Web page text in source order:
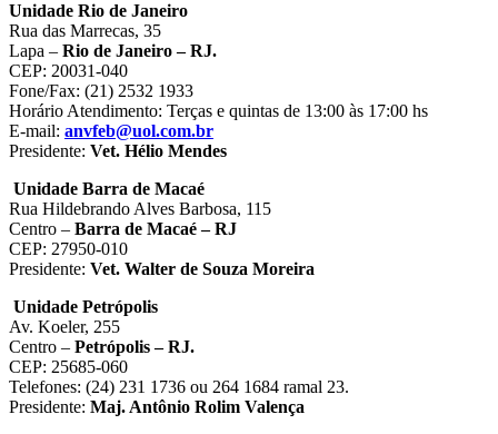
Unidade Rio de Janeiro
Rua das Marrecas, 35
Lapa – Rio de Janeiro – RJ.
CEP: 20031-040
Fone/Fax: (21) 2532 1933
Horário Atendimento: Terças e quintas de 13:00 às 17:00 hs
E-mail: anvfeb@uol.com.br
Presidente: Vet. Hélio Mendes
Unidade Barra de Macaé
Rua Hildebrando Alves Barbosa, 115
Centro – Barra de Macaé – RJ
CEP: 27950-010
Presidente: Vet. Walter de Souza Moreira
Unidade Petrópolis
Av. Koeler, 255
Centro – Petrópolis – RJ.
CEP: 25685-060
Telefones: (24) 231 1736 ou 264 1684 ramal 23.
Presidente: Maj. Antônio Rolim Valença